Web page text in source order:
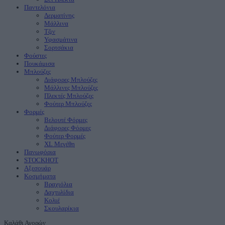
Παντελόνια
Δερματίνης
Μάλλινα
Τζιν
Υφασμάτινα
Σορτσάκια
Φούστες
Πουκάμισα
Μπλούζες
Διάφορες Μπλούζες
Μάλλινες Μπλούζες
Πλεκτές Μπλούζες
Φούτερ Μπλούζες
Φορμές
Βελουτέ Φόρμες
Διάφορες Φόρμες
Φούτερ Φορμές
XL Μεγέθη
Πανωφόρια
STOCKΗΟΤ
Aξεσουάρ
Κοσμήματα
Βραχιόλια
Δαχτυλίδια
Κολιέ
Σκουλαρίκια
Καλάθι Αγορών